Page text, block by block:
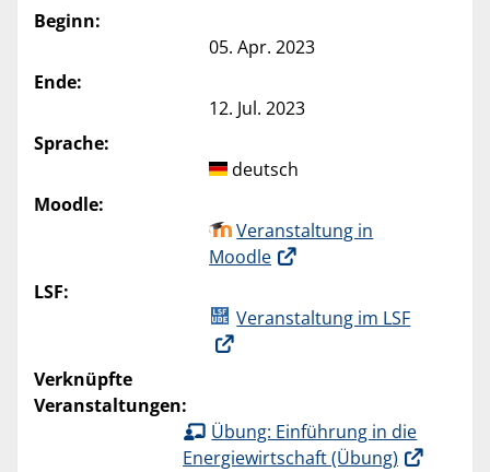
Beginn:
05. Apr. 2023
Ende:
12. Jul. 2023
Sprache:
deutsch
Moodle:
Veranstaltung in
Moodle
LSF:
Veranstaltung im LSF
Verknüpfte
Veranstaltungen:
Übung: Einführung in die
Energiewirtschaft (Übung)